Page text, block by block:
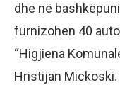
dhe në
furnizohen 40
“Higjiena
Hristijan Mickoski.